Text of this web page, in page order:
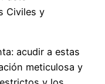
Civiles y
acudir a estas
meticulosa y